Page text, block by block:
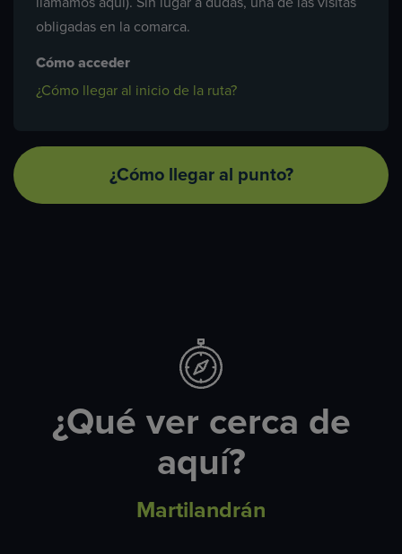
obligadas en la comarca.
Cómo acceder
¿Cómo llegar al inicio de la ruta?
¿Cómo llegar al punto?
¿Qué ver cerca de
aquí?
Martilandrán